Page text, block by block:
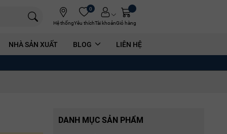
Hệ thống
0
Yêu thíchTài khoảnGiỏ hàng
NHÀ SẢN XUẤT BLOG LIÊN HỆ
DANH MỤC SẢN PHẨM